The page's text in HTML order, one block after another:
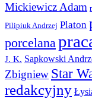
Mickiewicz Adam
Pilipiuk Andrzej Platon
porcelana
J. K. Sapkowski
Zbigniew Star
redakcyjny